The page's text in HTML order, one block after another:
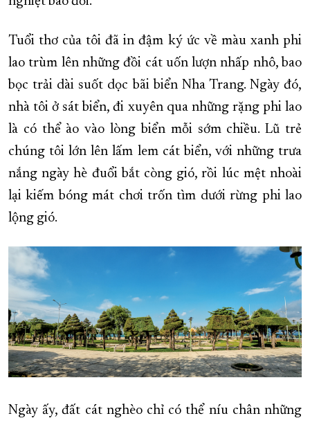
ĐẠI HỘI ĐẢNG CÁC CẤP
Tuổi thơ của tôi đã in đậm ký ức về màu xanh phi
lao trùm lên những đồi cát uốn lượn nhấp nhô, bao
bọc trải dài suốt dọc bãi biển Nha Trang. Ngày đó,
nhà tôi ở sát biển, đi xuyên qua những rặng phi lao
là có thể ào vào lòng biển mỗi sớm chiều. Lũ trẻ
chúng tôi lớn lên lấm lem cát biển, với những trưa
nắng ngày hè đuổi bắt còng gió, rồi lúc mệt nhoài
lại kiếm bóng mát chơi trốn tìm dưới rừng phi lao
lộng gió.
Ngày ấy, đất cát nghèo chỉ có thể níu chân những